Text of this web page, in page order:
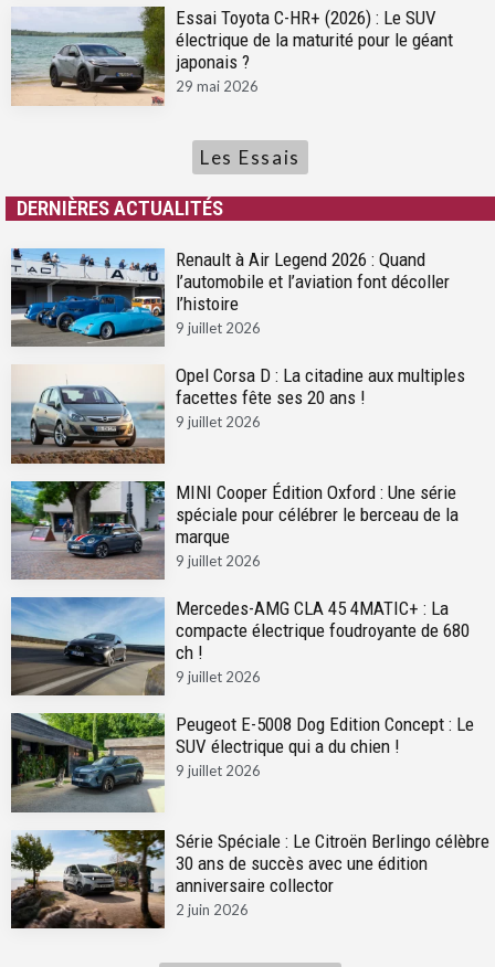
Essai Toyota C-HR+ (2026) : Le SUV
électrique de la maturité pour le géant
japonais ?
29 mai 2026
Les Essais
DERNIÈRES ACTUALITÉS
Renault à Air Legend 2026 : Quand
l’automobile et l’aviation font décoller
l’histoire
9 juillet 2026
Opel Corsa D : La citadine aux multiples
facettes fête ses 20 ans !
9 juillet 2026
MINI Cooper Édition Oxford : Une série
spéciale pour célébrer le berceau de la
marque
9 juillet 2026
Mercedes-AMG CLA 45 4MATIC+ : La
compacte électrique foudroyante de 680
ch !
9 juillet 2026
Peugeot E-5008 Dog Edition Concept : Le
SUV électrique qui a du chien !
9 juillet 2026
Série Spéciale : Le Citroën Berlingo célèbre
30 ans de succès avec une édition
anniversaire collector
2 juin 2026